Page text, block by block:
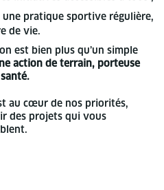
pratique sportive régulière,
de vie.
est bien plus qu’un simple
action de terrain, porteuse
au cœur de nos priorités,
des projets qui vous